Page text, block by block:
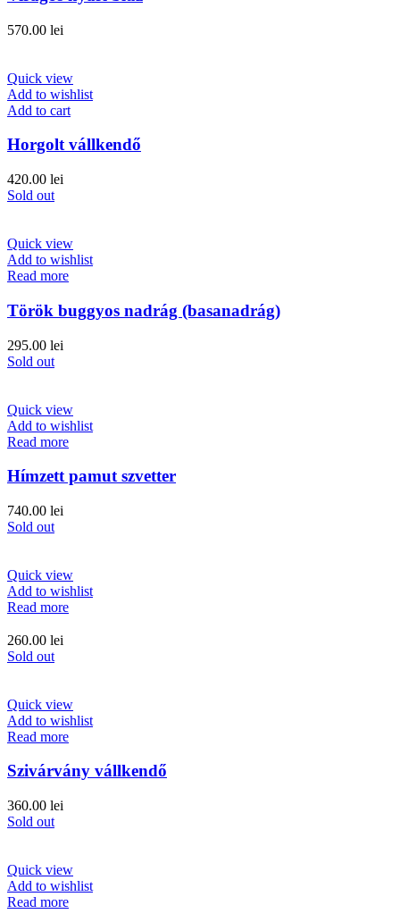
570.00 lei
Quick view
Add to wishlist
Add to cart
Horgolt vállkendő
420.00 lei
Sold out
Quick view
Add to wishlist
Read more
Török buggyos nadrág (basanadrág)
295.00 lei
Sold out
Quick view
Add to wishlist
Read more
Hímzett pamut szvetter
740.00 lei
Sold out
Quick view
Add to wishlist
Read more
260.00 lei
Sold out
Quick view
Add to wishlist
Read more
Szivárvány vállkendő
360.00 lei
Sold out
Quick view
Add to wishlist
Read more